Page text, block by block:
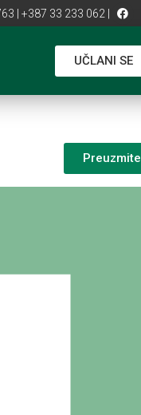
| +387 33 233 062 |
UČLANI SE
Preuzmite